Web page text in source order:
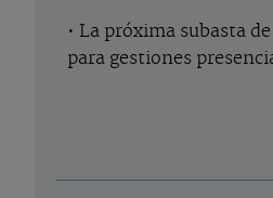
• La próxima subasta
para gestiones